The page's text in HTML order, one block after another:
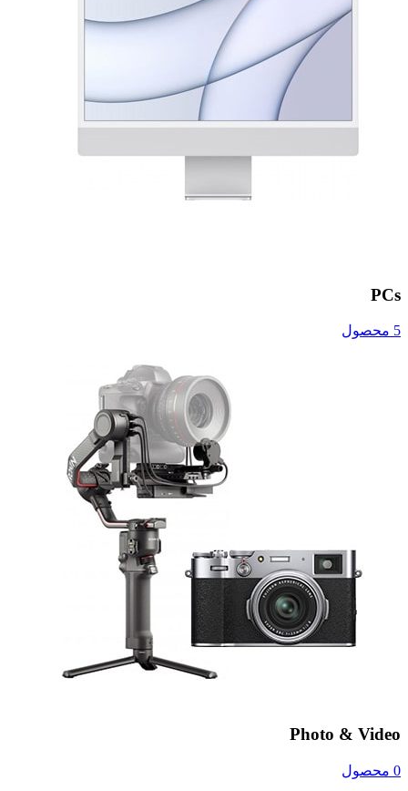
PCs
5 محصول
Photo & Video
0 محصول